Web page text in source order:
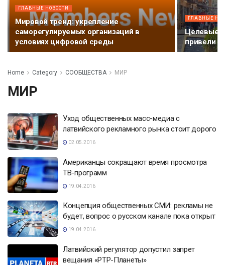
ГЛАВНЫЕ НОВОСТИ
Мировой тренд: укрепление
саморегулируемых организаций в
условиях цифровой среды
ГЛАВНЫЕ
Целевые
привели к
Home Category СООБЩЕСТВА МИР
МИР
Уход общественных масс-медиа с
латвийского рекламного рынка стоит дорого
02.05.2016
Американцы сокращают время просмотра
ТВ-программ
19.04.2016
Концепция общественных СМИ: рекламы не
будет, вопрос о русском канале пока открыт
19.04.2016
Латвийский регулятор допустил запрет
вещания «РТР-Планеты»